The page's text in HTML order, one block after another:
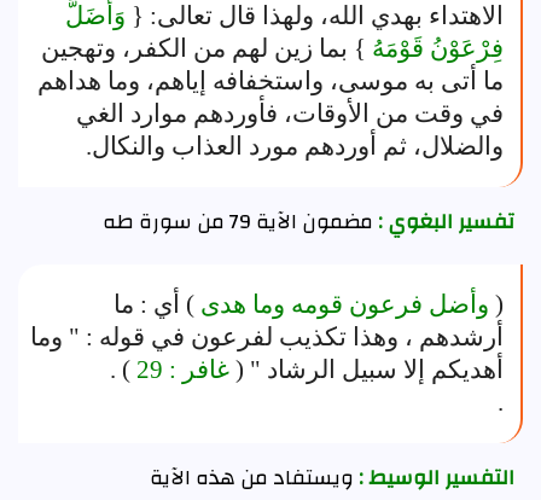
الاهتداء بهدي الله، ولهذا قال تعالى: { وَأَضَلَّ
فِرْعَوْنُ قَوْمَهُ } بما زين لهم من الكفر، وتهجين
ما أتى به موسى، واستخفافه إياهم، وما هداهم
في وقت من الأوقات، فأوردهم موارد الغي
والضلال، ثم أوردهم مورد العذاب والنكال.
تفسير البغوي :مضمون الآية 79 من سورة طه
( وأضل فرعون قومه وما هدى ) أي : ما
أرشدهم ، وهذا تكذيب لفرعون في قوله : " وما
أهديكم إلا سبيل الرشاد " ( غافر : 29
) .
.
التفسير الوسيط :ويستفاد من هذه الآية